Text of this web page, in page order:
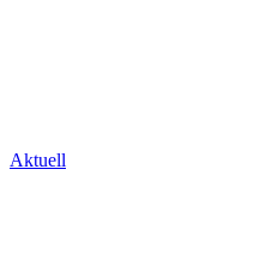
Aktuell